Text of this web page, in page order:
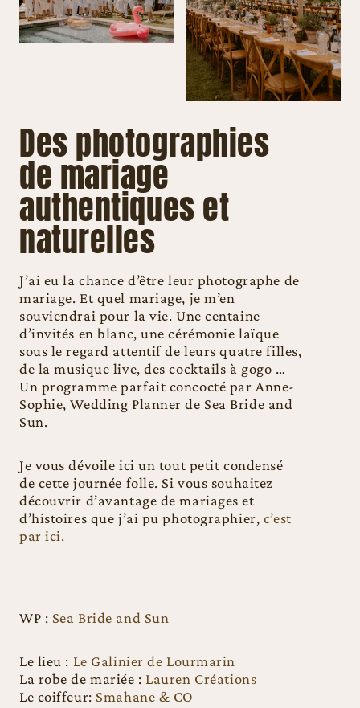
Des photographies
de mariage
authentiques et
naturelles
J’ai eu la chance d’être leur photographe de
mariage. Et quel mariage, je m’en
souviendrai pour la vie. Une centaine
d’invités en blanc, une cérémonie laïque
sous le regard attentif de leurs quatre filles,
de la musique live, des cocktails à gogo …
Un programme parfait concocté par Anne-
Sophie, Wedding Planner de Sea Bride and
Sun.
Je vous dévoile ici un tout petit condensé
de cette journée folle. Si vous souhaitez
découvrir d’avantage de mariages et
d’histoires que j’ai pu photographier, c’est
par ici.
WP : Sea Bride and Sun
Le lieu : Le Galinier de Lourmarin
La robe de mariée : Lauren Créations
Le coiffeur: Smahane & CO